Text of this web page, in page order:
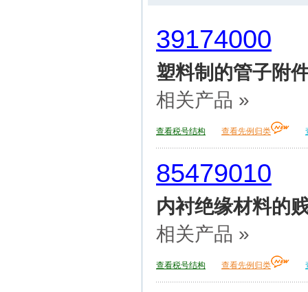
39174000
塑料制的管子附
相关产品 »
查看税号结构 查看先例归类
85479010
内衬绝缘材料的
相关产品 »
查看税号结构 查看先例归类